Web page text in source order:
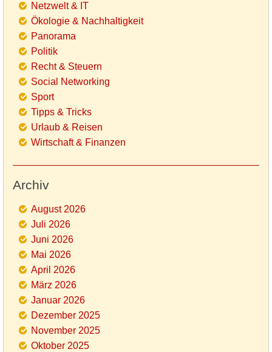
Netzwelt & IT
Ökologie & Nachhaltigkeit
Panorama
Politik
Recht & Steuern
Social Networking
Sport
Tipps & Tricks
Urlaub & Reisen
Wirtschaft & Finanzen
Archiv
August 2026
Juli 2026
Juni 2026
Mai 2026
April 2026
März 2026
Januar 2026
Dezember 2025
November 2025
Oktober 2025